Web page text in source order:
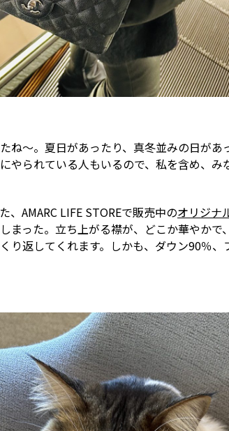
ね〜。夏日があったり、真冬並みの日が
やられている人もいるので、私を含め、み
、AMARC LIFE STOREで販売中のオリジナ
まった。立ち上がる襟が、どこか華やか
り返してくれます。しかも、ダウン90％